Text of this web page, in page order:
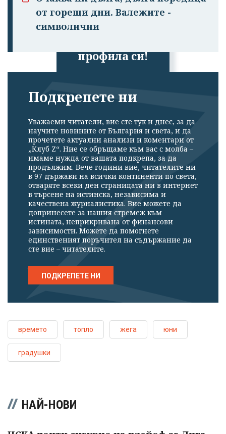
Успешно
профила си!
от горещи дни. Валежите -
символични
Подкрепете ни
Уважаеми читатели, вие сте тук и днес, за да
научите новините от България и света, и да
прочетете актуални анализи и коментари от
„Клуб Z“. Ние се обръщаме към вас с молба –
имаме нужда от вашата подкрепа, за да
продължим. Вече години вие, читателите ни
в 97 държави на всички континенти по света,
отваряте всеки ден страницата ни в интернет
в търсене на истинска, независима и
качествена журналистика. Вие можете да
допринесете за нашия стремеж към
истината, неприкривана от финансови
зависимости. Можете да помогнете
единственият поръчител на съдържание да
сте вие – читателите.
ПОДКРЕПЕТЕ НИ
времето топло жега юни
градушки
НАЙ-НОВИ